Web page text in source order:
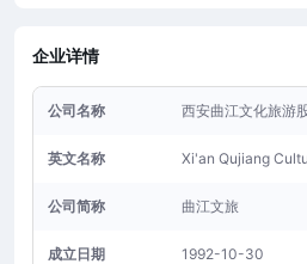
企业详情
公司名称 西安曲江文化旅游
英文名称 Xi'an Qujiang
公司简称 曲江文旅
成立日期 1992-10-30